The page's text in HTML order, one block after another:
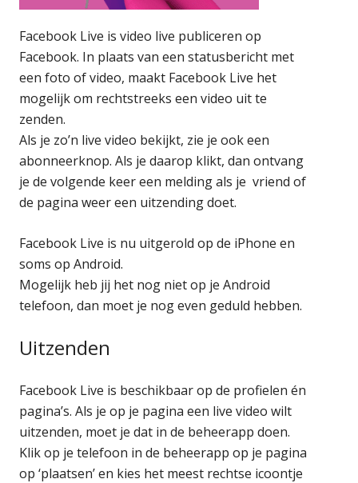
Facebook Live is video live publiceren op
Facebook. In plaats van een statusbericht met
een foto of video, maakt Facebook Live het
mogelijk om rechtstreeks een video uit te
zenden.
Als je zo’n live video bekijkt, zie je ook een
abonneerknop. Als je daarop klikt, dan ontvang
je de volgende keer een melding als je vriend of
de pagina weer een uitzending doet.
Facebook Live is nu uitgerold op de iPhone en
soms op Android.
Mogelijk heb jij het nog niet op je Android
telefoon, dan moet je nog even geduld hebben.
Uitzenden
Facebook Live is beschikbaar op de profielen én
pagina’s. Als je op je pagina een live video wilt
uitzenden, moet je dat in de beheerapp doen.
Klik op je telefoon in de beheerapp op je pagina
op ‘plaatsen’ en kies het meest rechtse icoontje